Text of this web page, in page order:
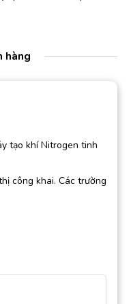
hàng
tạo khí Nitrogen tinh
công khai. Các trường